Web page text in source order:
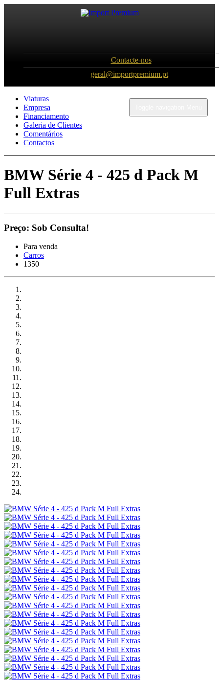
Contacte-nos
geral@importpremium.pt
Viaturas
Empresa
Financiamento
Galeria de Clientes
Comentários
Contactos
BMW Série 4 - 425 d Pack M
Full Extras
Preço: Sob Consulta!
Para venda
Carros
1350